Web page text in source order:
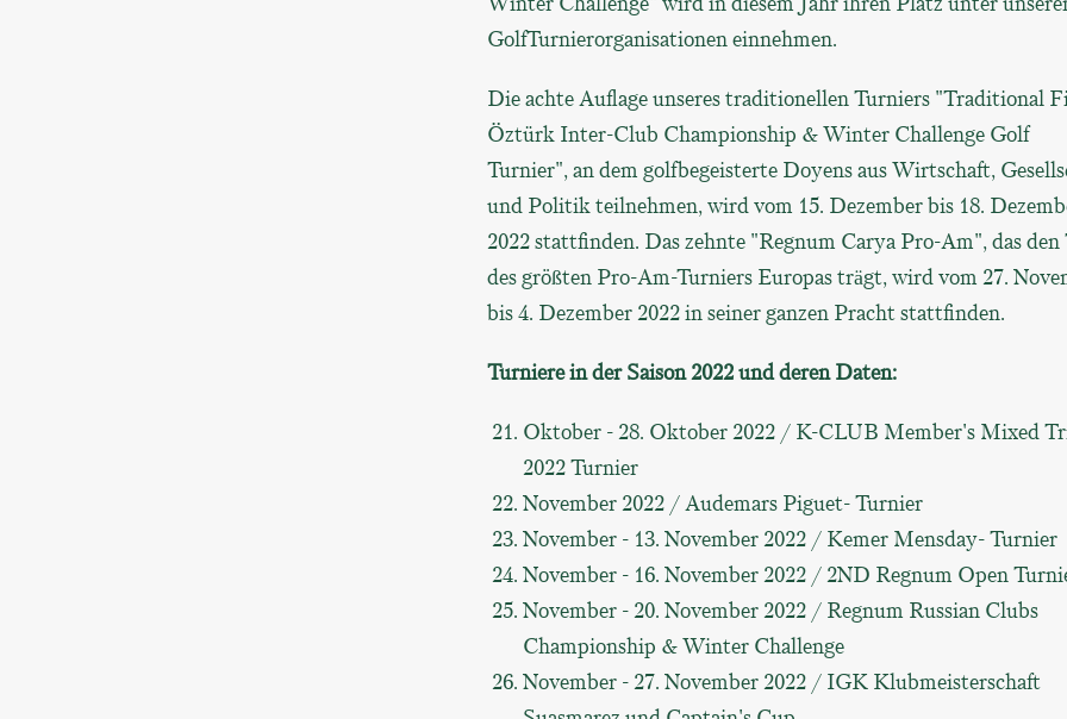
GolfTurnierorganisationen einnehmen.
Die achte Auflage unseres traditionellen Turniers "Traditional
Öztürk Inter-Club Championship & Winter Challenge Golf
Turnier", an dem golfbegeisterte Doyens aus Wirtschaft,
und Politik teilnehmen, wird vom 15. Dezember bis 18.
2022 stattfinden. Das zehnte "Regnum Carya Pro-Am", das
des größten Pro-Am-Turniers Europas trägt, wird vom 27.
bis 4. Dezember 2022 in seiner ganzen Pracht stattfinden.
Turniere in der Saison 2022 und deren Daten:
Oktober - 28. Oktober 2022 / K-CLUB Member's Mixed
2022 Turnier
November 2022 / Audemars Piguet- Turnier
November - 13. November 2022 / Kemer Mensday- Turnier
November - 16. November 2022 / 2ND Regnum Open
November - 20. November 2022 / Regnum Russian Clubs
Championship & Winter Challenge
November - 27. November 2022 / IGK Klubmeisterschaft